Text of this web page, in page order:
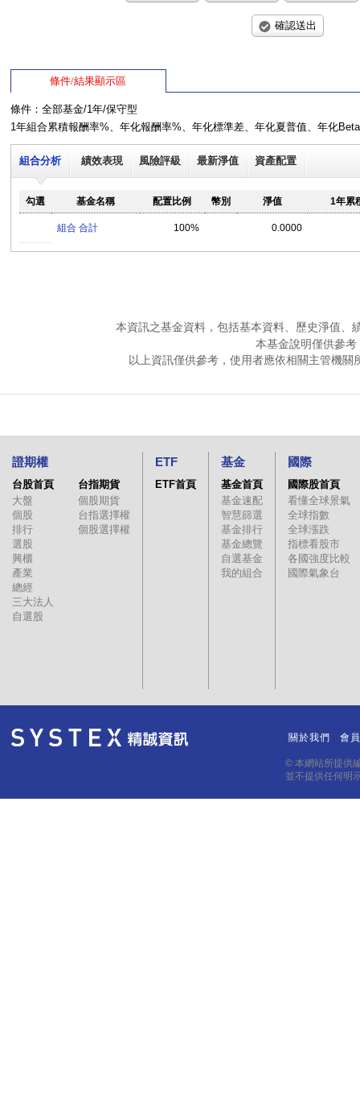
確認送出
條件/結果顯示區
條件：全部基金/1年/保守型
1年組合累積報酬率%、年化報酬率%、年化標準差、年化夏普值、年化
組合分析 績效表現 風險評級 最新淨值 資產配置
勾選 基金名稱 配置比例 幣別 淨值 1年累
組合 合計 100% 0.0000
本資訊之基金資料，包括基本資料、歷史淨值、
本基金說明僅供參
以上資訊僅供參考，使用者應依相關主管機
證期權
台股首頁
大盤
個股
排行
選股
興櫃
產業
總經
三大法人
自選股
台指期貨
個股期貨
台指選擇權
個股選擇權
ETF
ETF首頁
基金
基金首頁
基金速配
智慧篩選
基金排行
基金總覽
自選基金
我的組合
國際
國際股首頁
看懂全球景氣
全球指數
全球漲跌
指標看股市
各國強度比較
國際氣象台
關於我們 會
© 本網站所提供
並不提供任何明